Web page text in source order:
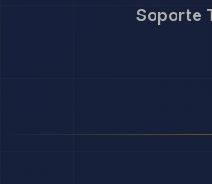
Soporte